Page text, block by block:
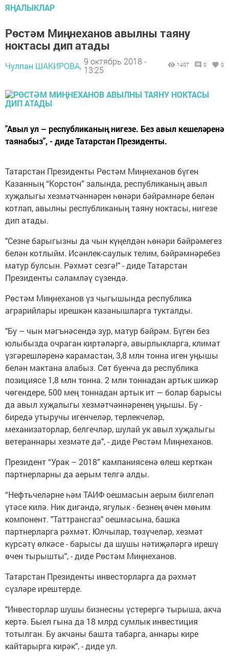
ЯҢАЛЫКЛАР
Рөстәм Миңнеханов авылны таяну
ноктасы дип атады
Чулпан ШАКИРОВА, 9 октябрь 2018 -
13:25
1407 0 0
"Авыл ул – республиканың нигезе. Без авыл кешеләренә
таянабыз", - диде Татарстан Президенты.
Татарстан Президенты Рөстәм Миңнеханов бүген
Казанның “Корстон” залында, республиканың авыл
хуҗалыгы хезмәтчәннәрен һөнәри бәйрәмнәре белән
котлап, авылны республиканың таяну ноктасы, нигезе
дип атады.
"Сезне барыгызны да чын күңелдән һөнәри бәйрәмегез
белән котлыйм. Исәнлек-саулык телим, бәйрәмнәребез
матур булсын. Рәхмәт сезгә!" - диде Татарстан
Президенты сәламләү сүзендә.
Рөстәм Миңнеханов үз чыгышында республика
аграрийлары ирешкән казанышларга тукталды.
"Бу – чын мәгънәсендә зур, матур бәйрәм. Бүген без
юлыбызда очраган киртәләргә, авырлыкларга, климат
үзгәрешләренә карамастан, 3,8 млн тонна иген уңышы
белән мактана алабыз. Сөт буенча да республика
позициясе 1,8 млн тонна. 2 млн тоннадан артык шикәр
чөгендере, 500 мең тоннадан артык ит — болар барысы
да авыл хуҗалыгы хезмәтчәннәренең уңышы. Бу -
биредә утыручы игенчеләр, терлекчеләр,
механизаторлар, белгечләр, шулай ук авыл хуҗалыгы
ветераннары хезмәте дә", - диде Рөстәм Миңнеханов.
Президент “Урак – 2018” кампаниясенә өлеш керткән
партнерларны да аерым телгә алды.
“Нефтьчеләрне һәм ТАИФ оешмасын аерым билгеләп
үтәсе килә. Ник дигәндә, ягулык - безнең өчен мөһим
компонент. "Таттрансгаз" оешмасына, башка
партнерларга рәхмәт. Юлчылар, төзүчеләр, хезмәт
күрсәтү өлкәсе - барысы да шушы нәтиҗәләргә ирешү
өчен тырышты", - диде Рөстәм Миңнеханов.
Татарстан Президенты инвесторларга да рәхмәт
сүзләре ирештерде.
"Инвесторлар шушы бизнесны үстерергә тырыша, акча
кертә. Быел гына да 18 млрд сумлык инвестиция
тотылган. Бу акчаны башта табарга, аннары кире
кайтарырга кирәк", - диде ул.